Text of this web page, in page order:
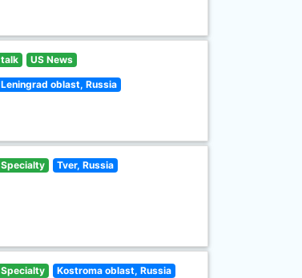
talk US News
Leningrad oblast, Russia
Specialty Tver, Russia
Specialty Kostroma oblast, Russia